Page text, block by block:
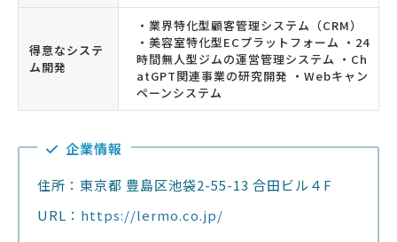
得意なシステ
ム開発
・業界特化型顧客管理システム（CRM）
・美容室特化型ECプラットフォーム ・24
時間無人型ジムの運営管理システム ・Ch
atGPT関連事業の研究開発 ・Webキャン
ペーンシステム
企業情報
住所：東京都 豊島区池袋2-55-13 合田ビル４F
URL： https://lermo.co.jp/